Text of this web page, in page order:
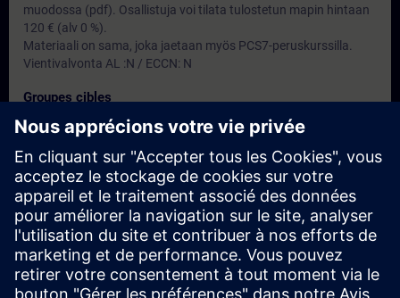
muodossa (pdf). Osallistuja voi tilata tulostetun mapin hintaan
120 € (alv 0 %).
Materiaali on sama, joka jaetaan myös PCS7-peruskurssilla.
Vientivalvonta AL :N / ECCN: N
Groupes cibles
PCS7-peruskurssin käyneet henkilöt, jotka kaipaavat
syventävää PCS7 tietoutta kurssin aiheista
Dates et inscriptions
Actuellement, aucun événement disponible
Inscrivez-vous sur la liste de demandes et recevez une
notification dès que de nouvelles dates sont disponibles.